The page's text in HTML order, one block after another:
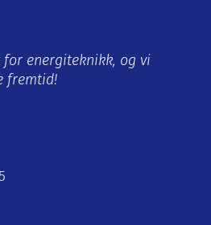
energiteknikk, og vi
fremtid!